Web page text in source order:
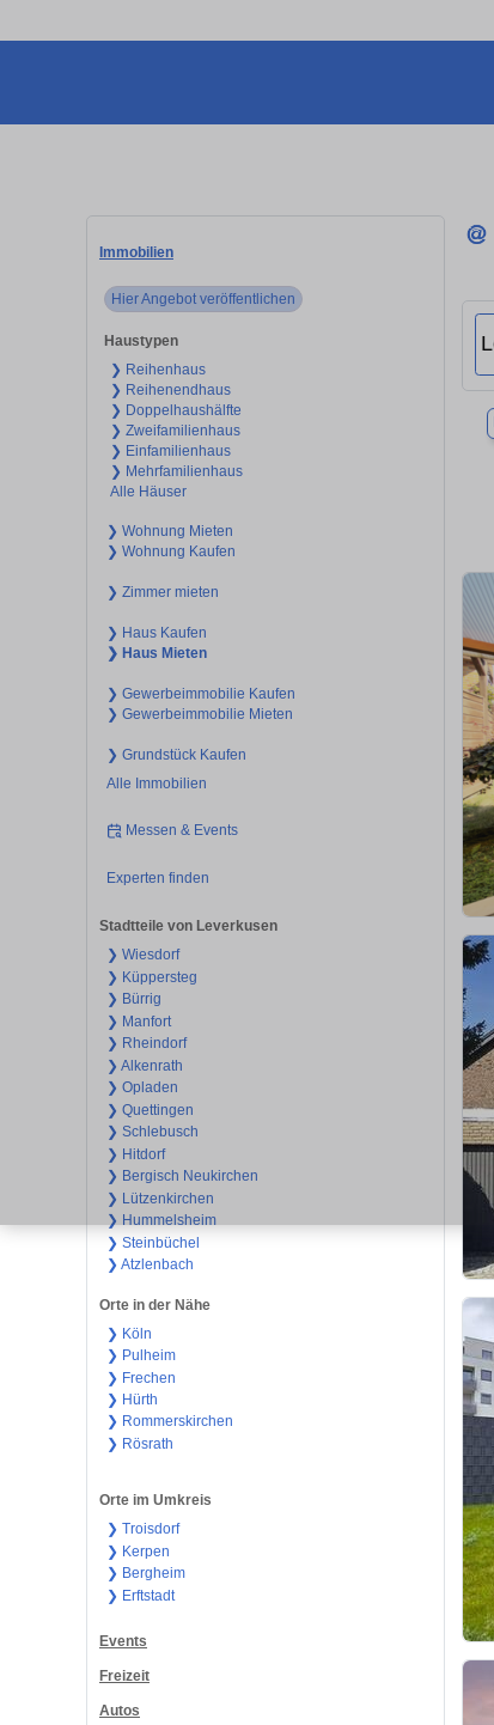
Immobilien
Hier Angebot veröffentlichen
Haustypen
❯ Reihenhaus
❯ Reihenendhaus
❯ Doppelhaushälfte
❯ Zweifamilienhaus
❯ Einfamilienhaus
❯ Mehrfamilienhaus
Alle Häuser
❯ Wohnung Mieten
❯ Wohnung Kaufen
❯ Zimmer mieten
❯ Haus Kaufen
❯ Haus Mieten
❯ Gewerbeimmobilie Kaufen
❯ Gewerbeimmobilie Mieten
❯ Grundstück Kaufen
Alle Immobilien
Messen & Events
Experten finden
Stadtteile von Leverkusen
❯ Wiesdorf
❯ Küppersteg
❯ Bürrig
❯ Manfort
❯ Rheindorf
❯ Alkenrath
❯ Opladen
❯ Quettingen
❯ Schlebusch
❯ Hitdorf
❯ Bergisch Neukirchen
❯ Lützenkirchen
❯ Hummelsheim
❯ Steinbüchel
❯ Atzlenbach
Orte in der Nähe
❯ Köln
❯ Pulheim
❯ Frechen
❯ Hürth
❯ Rommerskirchen
❯ Rösrath
Orte im Umkreis
❯ Troisdorf
❯ Kerpen
❯ Bergheim
❯ Erftstadt
Events
Freizeit
Autos